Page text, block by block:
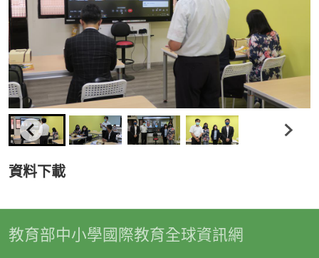
資料下載
教育部中小學國際教育全球資訊網